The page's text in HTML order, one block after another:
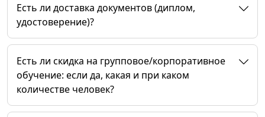
Есть ли доставка документов (диплом,
удостоверение)?
Есть ли скидка на групповое/корпоративное
обучение: если да, какая и при каком
количестве человек?